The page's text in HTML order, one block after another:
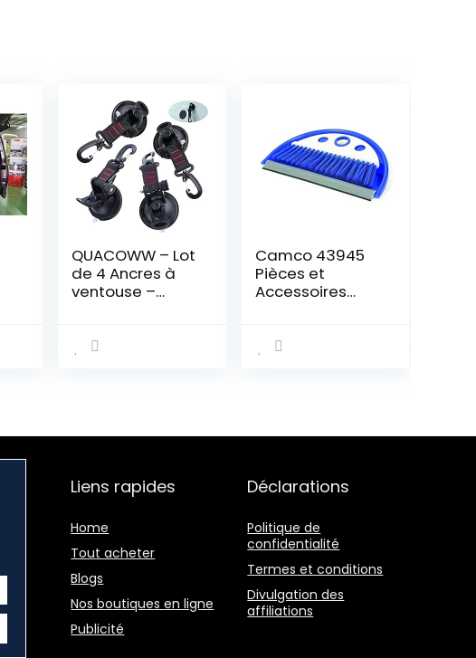
QUACOWW – Lot
de 4 Ancres à
ventouse –
voiture, bâche
multifonctionnel
Camco 43945
Pièces et
Accessoires
Poussière
Liens rapides
Home
Tout acheter
Blogs
Nos boutiques en ligne
Publicité
Déclarations
Politique de
confidentialité
Termes et conditions
Divulgation des
affiliations